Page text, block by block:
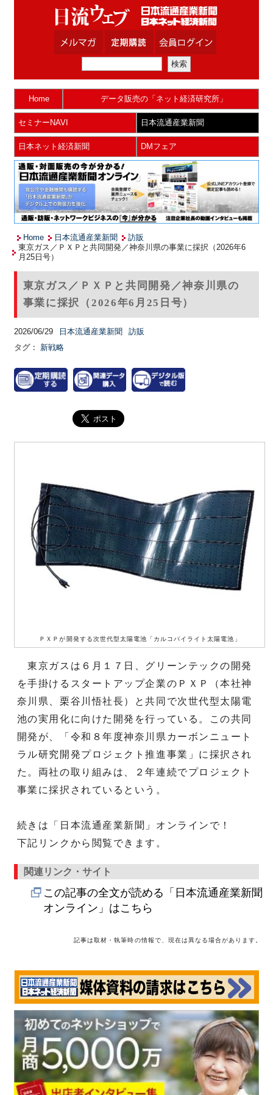
Home データ販売の「ネット経済研究所」
セミナーNAVI 日本流通産業新聞
日本ネット経済新聞 DMフェア
Home 日本流通産業新聞
訪販
東京ガス／ＰＸＰと共同開発／神奈川県の事業に採択（2026年6
月25日号）
東京ガス／ＰＸＰと共同開発／神奈川県の
事業に採択（2026年6月25日号）
2026/06/29 日本流通産業新聞
訪販
タグ：
新戦略
ＰＸＰが開発する次世代型太陽電池「カルコパイライト太陽電池」
東京ガスは６月１７日、グリーンテックの開発
を手掛けるスタートアップ企業のＰＸＰ（本社神
奈川県、栗谷川悟社長）と共同で次世代型太陽電
池の実用化に向けた開発を行っている。この共同
開発が、「令和８年度神奈川県カーボンニュート
ラル研究開発プロジェクト推進事業」に採択され
た。両社の取り組みは、２年連続でプロジェクト
事業に採択されているという。
続きは「日本流通産業新聞」オンラインで！
下記リンクから閲覧できます。
関連リンク・サイト
この記事の全文が読める「日本流通産業新聞
オンライン」はこちら
記事は取材・執筆時の情報で、現在は異なる場合があります。